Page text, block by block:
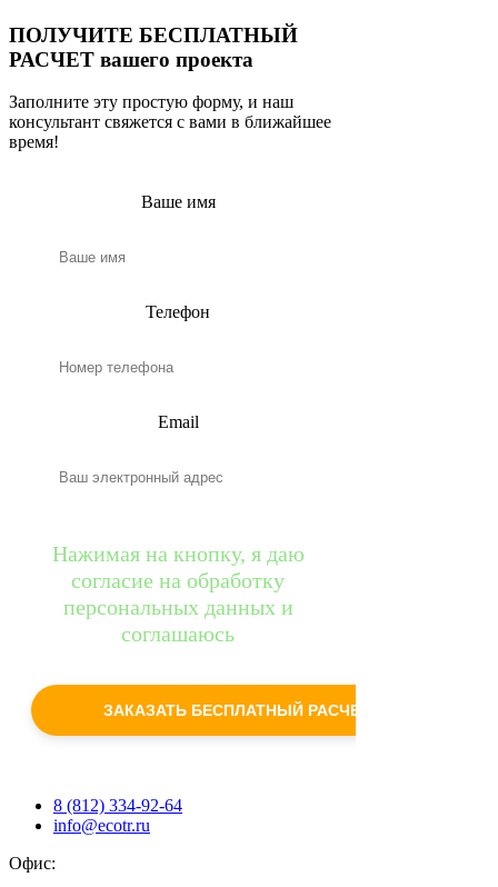
ПОЛУЧИТЕ БЕСПЛАТНЫЙ
РАСЧЕТ вашего проекта
Заполните эту простую форму, и наш
консультант свяжется с вами в ближайшее
время!
Ваше имя
Телефон
Email
Нажимая на кнопку, я даю
согласие на обработку
персональных данных и
соглашаюсь
ЗАКАЗАТЬ БЕСПЛАТНЫЙ РАСЧЕТ
8 (812) 334-92-64
info@ecotr.ru
Офис: